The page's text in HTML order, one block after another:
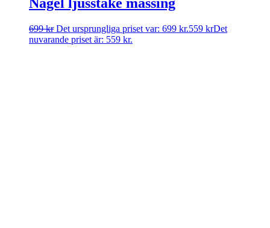
699kr Det ursprungliga priset var: 699 kr.559 krDet
nuvarande priset är: 559 kr.